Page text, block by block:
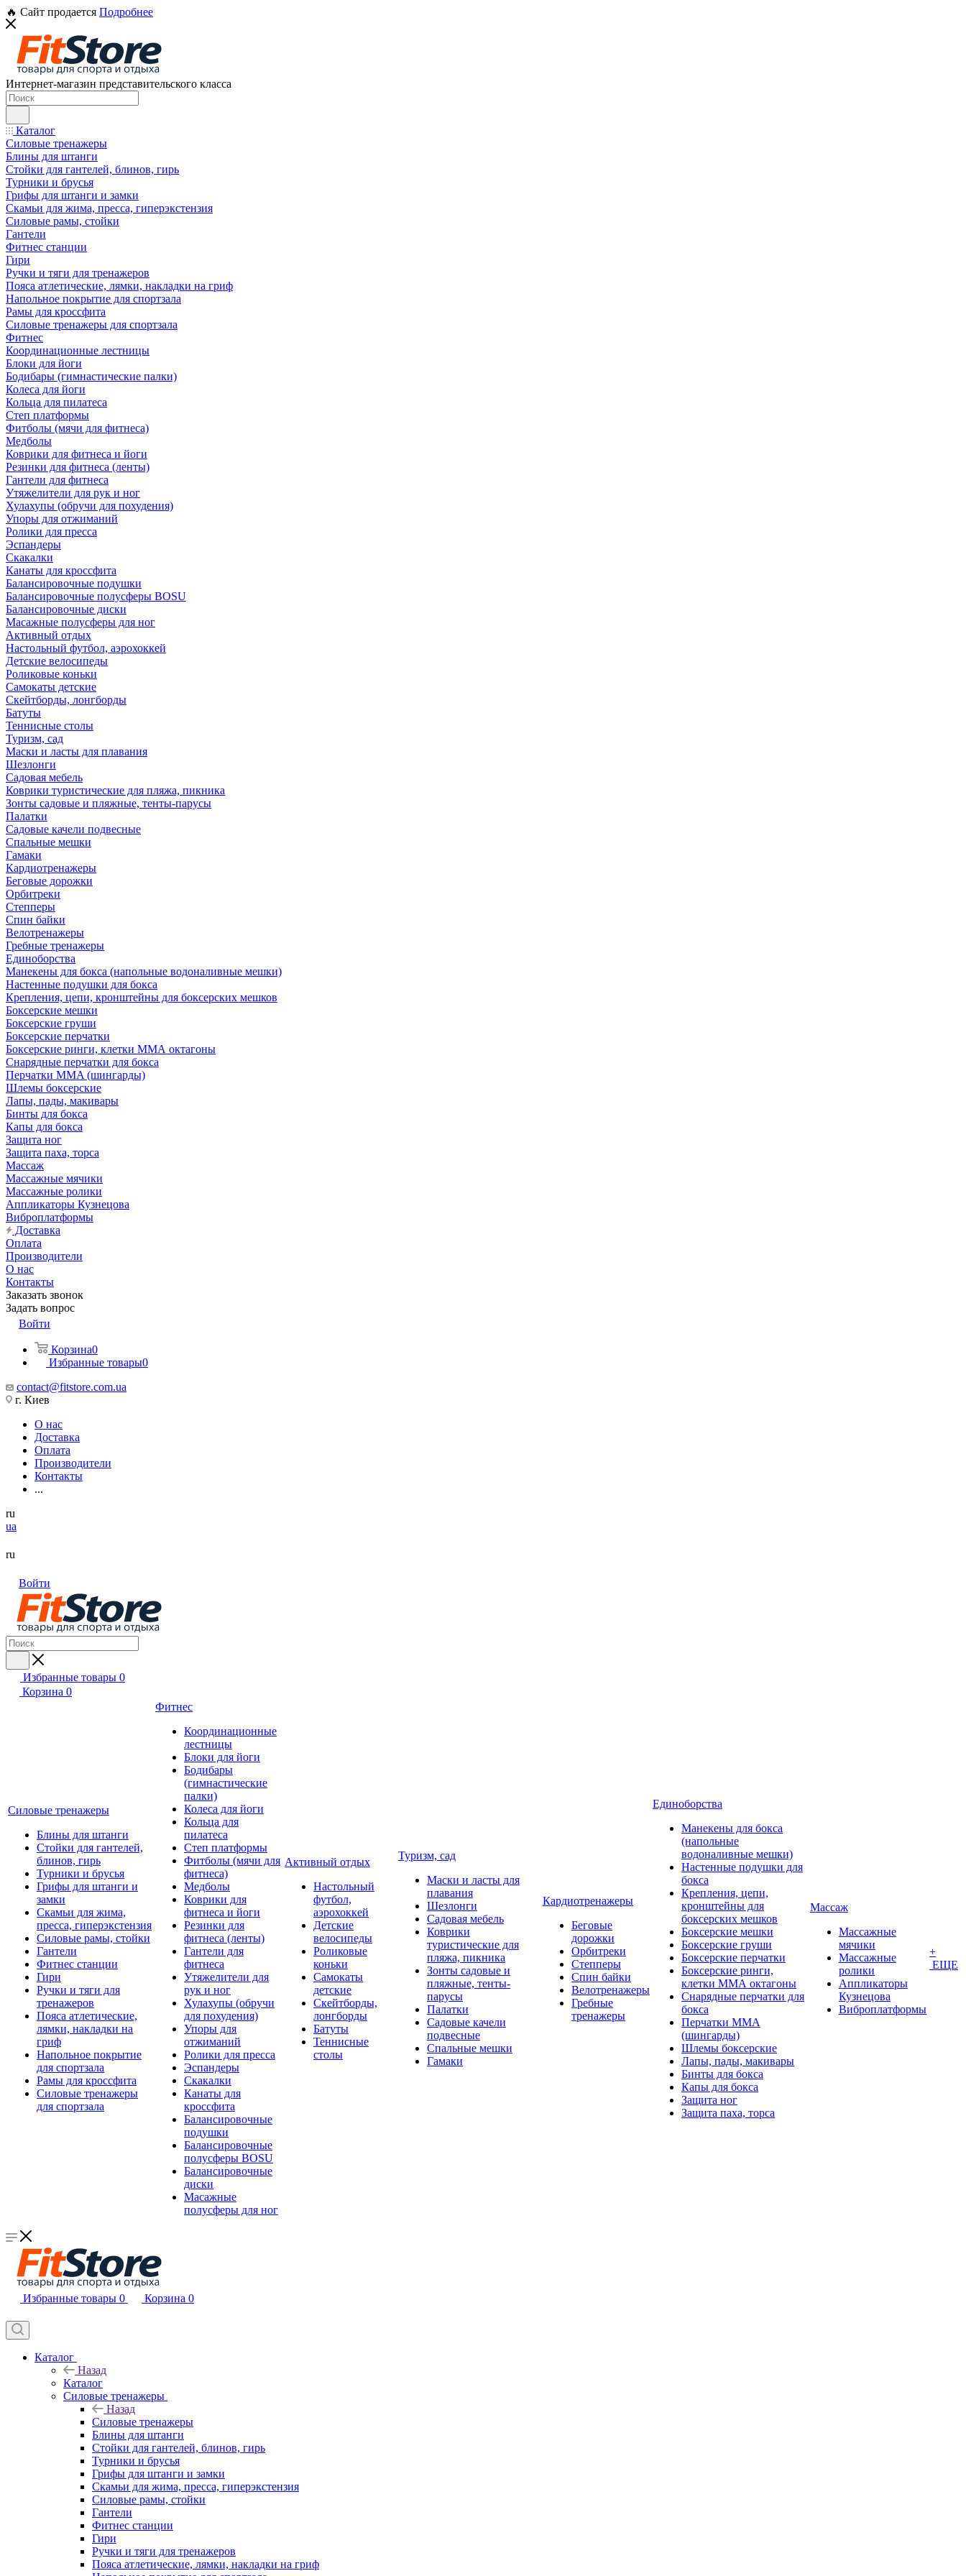
🔥 Сайт продается Подробнее
Интернет-магазин представительского класса
Каталог
Силовые тренажеры
Блины для штанги
Стойки для гантелей, блинов, гирь
Турники и брусья
Грифы для штанги и замки
Скамьи для жима, пресса, гиперэкстензия
Силовые рамы, стойки
Гантели
Фитнес станции
Гири
Ручки и тяги для тренажеров
Пояса атлетические, лямки, накладки на гриф
Напольное покрытие для спортзала
Рамы для кроссфита
Силовые тренажеры для спортзала
Фитнес
Координационные лестницы
Блоки для йоги
Бодибары (гимнастические палки)
Колеса для йоги
Кольца для пилатеса
Степ платформы
Фитболы (мячи для фитнеса)
Медболы
Коврики для фитнеса и йоги
Резинки для фитнеса (ленты)
Гантели для фитнеса
Утяжелители для рук и ног
Хулахупы (обручи для похудения)
Упоры для отжиманий
Ролики для пресса
Эспандеры
Скакалки
Канаты для кроссфита
Балансировочные подушки
Балансировочные полусферы BOSU
Балансировочные диски
Масажные полусферы для ног
Активный отдых
Настольный футбол, аэрохоккей
Детские велосипеды
Роликовые коньки
Самокаты детские
Скейтборды, лонгборды
Батуты
Теннисные столы
Туризм, сад
Маски и ласты для плавания
Шезлонги
Садовая мебель
Коврики туристические для пляжа, пикника
Зонты садовые и пляжные, тенты-парусы
Палатки
Садовые качели подвесные
Спальные мешки
Гамаки
Кардиотренажеры
Беговые дорожки
Орбитреки
Степперы
Спин байки
Велотренажеры
Гребные тренажеры
Единоборства
Манекены для бокса (напольные водоналивные мешки)
Настенные подушки для бокса
Крепления, цепи, кронштейны для боксерских мешков
Боксерские мешки
Боксерские груши
Боксерские перчатки
Боксерские ринги, клетки ММА октагоны
Снарядные перчатки для бокса
Перчатки MMA (шингарды)
Шлемы боксерские
Лапы, пады, макивары
Бинты для бокса
Капы для бокса
Защита ног
Защита паха, торса
Массаж
Массажные мячики
Массажные ролики
Аппликаторы Кузнецова
Виброплатформы
Доставка
Оплата
Производители
О нас
Контакты
Заказать звонок
Задать вопрос
Войти
Корзина0
Избранные товары0
contact@fitstore.com.ua
г. Киев
О нас
Доставка
Оплата
Производители
Контакты
...
ru
ua
ru
Войти
Избранные товары 0
Корзина 0
Силовые тренажеры
Блины для штанги
Стойки для гантелей,
блинов, гирь
Турники и брусья
Грифы для штанги и
замки
Скамьи для жима,
пресса, гиперэкстензия
Силовые рамы, стойки
Гантели
Фитнес станции
Гири
Ручки и тяги для
тренажеров
Пояса атлетические,
лямки, накладки на
гриф
Напольное покрытие
для спортзала
Рамы для кроссфита
Силовые тренажеры
для спортзала
Фитнес
Координационные
лестницы
Блоки для йоги
Бодибары
(гимнастические
палки)
Колеса для йоги
Кольца для
пилатеса
Степ платформы
Фитболы (мячи для
фитнеса)
Медболы
Коврики для
фитнеса и йоги
Резинки для
фитнеса (ленты)
Гантели для
фитнеса
Утяжелители для
рук и ног
Хулахупы (обручи
для похудения)
Упоры для
отжиманий
Ролики для пресса
Эспандеры
Скакалки
Канаты для
кроссфита
Балансировочные
подушки
Балансировочные
полусферы BOSU
Балансировочные
диски
Масажные
полусферы для ног
Активный отдых
Настольный
футбол,
аэрохоккей
Детские
велосипеды
Роликовые
коньки
Самокаты
детские
Скейтборды,
лонгборды
Батуты
Теннисные
столы
Туризм, сад
Маски и ласты для
плавания
Шезлонги
Садовая мебель
Коврики
туристические для
пляжа, пикника
Зонты садовые и
пляжные, тенты-
парусы
Палатки
Садовые качели
подвесные
Спальные мешки
Гамаки
Кардиотренажеры
Беговые
дорожки
Орбитреки
Степперы
Спин байки
Велотренажеры
Гребные
тренажеры
Единоборства
Манекены для бокса
(напольные
водоналивные мешки)
Настенные подушки для
бокса
Крепления, цепи,
кронштейны для
боксерских мешков
Боксерские мешки
Боксерские груши
Боксерские перчатки
Боксерские ринги,
клетки ММА октагоны
Снарядные перчатки для
бокса
Перчатки MMA
(шингарды)
Шлемы боксерские
Лапы, пады, макивары
Бинты для бокса
Капы для бокса
Защита ног
Защита паха, торса
Массаж
Массажные
мячики
Массажные
ролики
Аппликаторы
Кузнецова
Виброплатформы
+
ЕЩЕ
Избранные товары 0 Корзина 0
Каталог
Назад
Каталог
Силовые тренажеры
Назад
Силовые тренажеры
Блины для штанги
Стойки для гантелей, блинов, гирь
Турники и брусья
Грифы для штанги и замки
Скамьи для жима, пресса, гиперэкстензия
Силовые рамы, стойки
Гантели
Фитнес станции
Гири
Ручки и тяги для тренажеров
Пояса атлетические, лямки, накладки на гриф